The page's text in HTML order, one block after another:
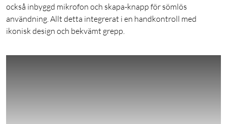
också inbyggd mikrofon och skapa-knapp för sömlös
användning. Allt detta integrerat i en handkontroll med
ikonisk design och bekvämt grepp.